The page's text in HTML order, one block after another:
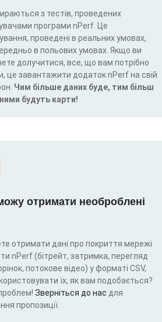
з тестів, проведених
програми nPerf. Це
проведені в реальних умовах,
в польових умовах. Якщо ви
долучитися, все, що вам потрібно
це завантажити додаток nPerf на свій
Чим більше даних буде, тим більш
будуть карти!
отримати необроблені
отримати дані про покриття мережі
nPerf (бітрейт, затримка, перегляд
потокове відео) у форматі CSV,
їх, як вам подобається?
Зверніться до нас для
пропозиції.